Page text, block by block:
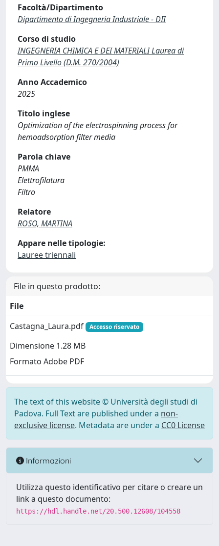
Facoltà/Dipartimento
Dipartimento di Ingegneria Industriale - DII
Corso di studio
INGEGNERIA CHIMICA E DEI MATERIALI Laurea di
Primo Livello (D.M. 270/2004)
Anno Accademico
2025
Titolo inglese
Optimization of the electrospinning process for
hemoadsorption filter media
Parola chiave
PMMA
Elettrofilatura
Filtro
Relatore
ROSO, MARTINA
Appare nelle tipologie:
Lauree triennali
File in questo prodotto:
File
Castagna_Laura.pdf
Accesso riservato
Dimensione 1.28 MB
Formato Adobe PDF
The text of this website © Università degli studi di
Padova. Full Text are published under a non-
exclusive license. Metadata are under a CC0 License
Informazioni
Utilizza questo identificativo per citare o creare un
link a questo documento:
https://hdl.handle.net/20.500.12608/104558